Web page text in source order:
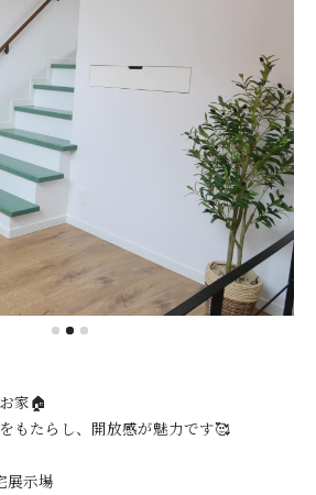
家🏠
もたらし、開放感が魅力です🥰
展示場